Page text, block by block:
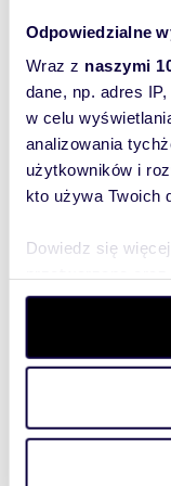
Odpowiedzialne
Wraz z naszymi
dane, np. adres
w celu
analizowania
użytkowników i
kto używa Twoich
Dowiedz się
szczegółów. W
wycofać swoją
aby oferować
witrynie.
analitycznym.